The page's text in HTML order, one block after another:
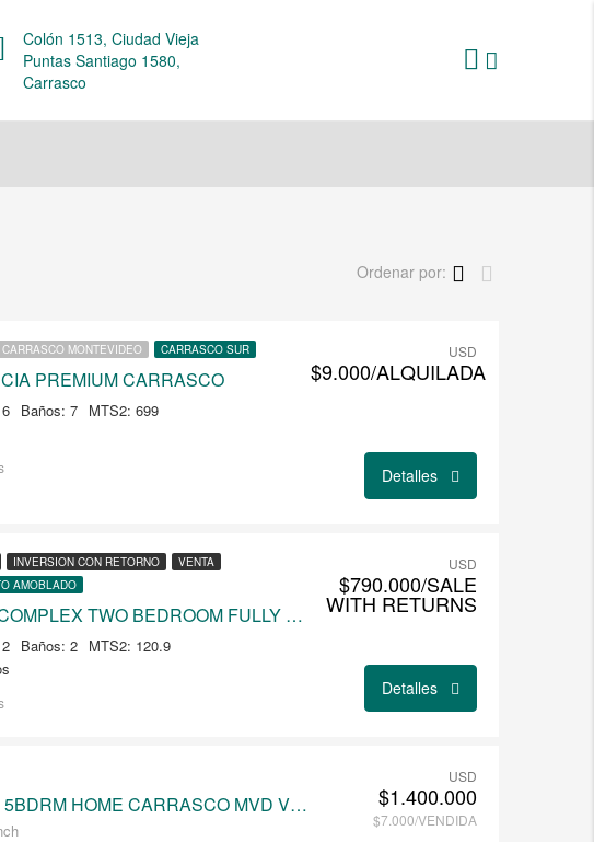
Colón 1513, Ciudad Vieja
Puntas Santiago 1580,
Carrasco
Ordenar por:
CARRASCO MONTEVIDEO CARRASCO SUR
PREMIUM CARRASCO
Baños: 7 MTS2: 699
USD
$9.000/ALQUILADA
Detalles
INVERSION CON RETORNO
VENTA
AMOBLADO
LUXURY COMPLEX TWO BEDROOM FULLY FURNISHED APARTMENT
Baños: 2 MTS2: 120.9
USD
$790.000/SALE
WITH RETURNS
Detalles
MODERN 5BDRM HOME CARRASCO MVD VENDIDA
USD
$1.400.000
$7.000/VENDIDA